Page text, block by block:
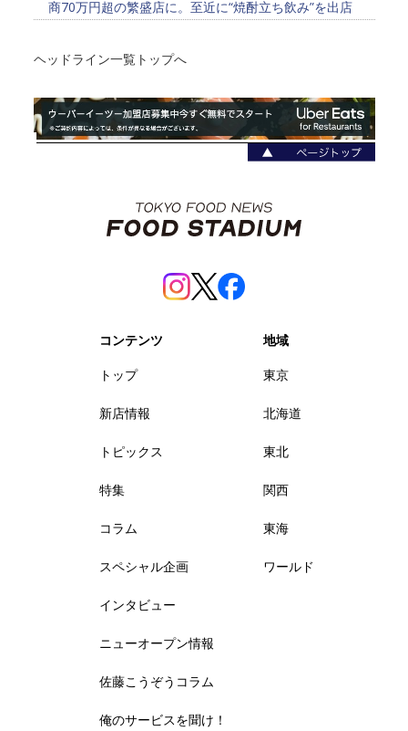
商70万円超の繁盛店に。至近に“焼酎立ち飲み”を出店
ヘッドライン一覧トップへ
コンテンツ
トップ
新店情報
トピックス
特集
コラム
スペシャル企画
インタビュー
ニューオープン情報
佐藤こうぞうコラム
俺のサービスを聞け！
地域
東京
北海道
東北
関西
東海
ワールド